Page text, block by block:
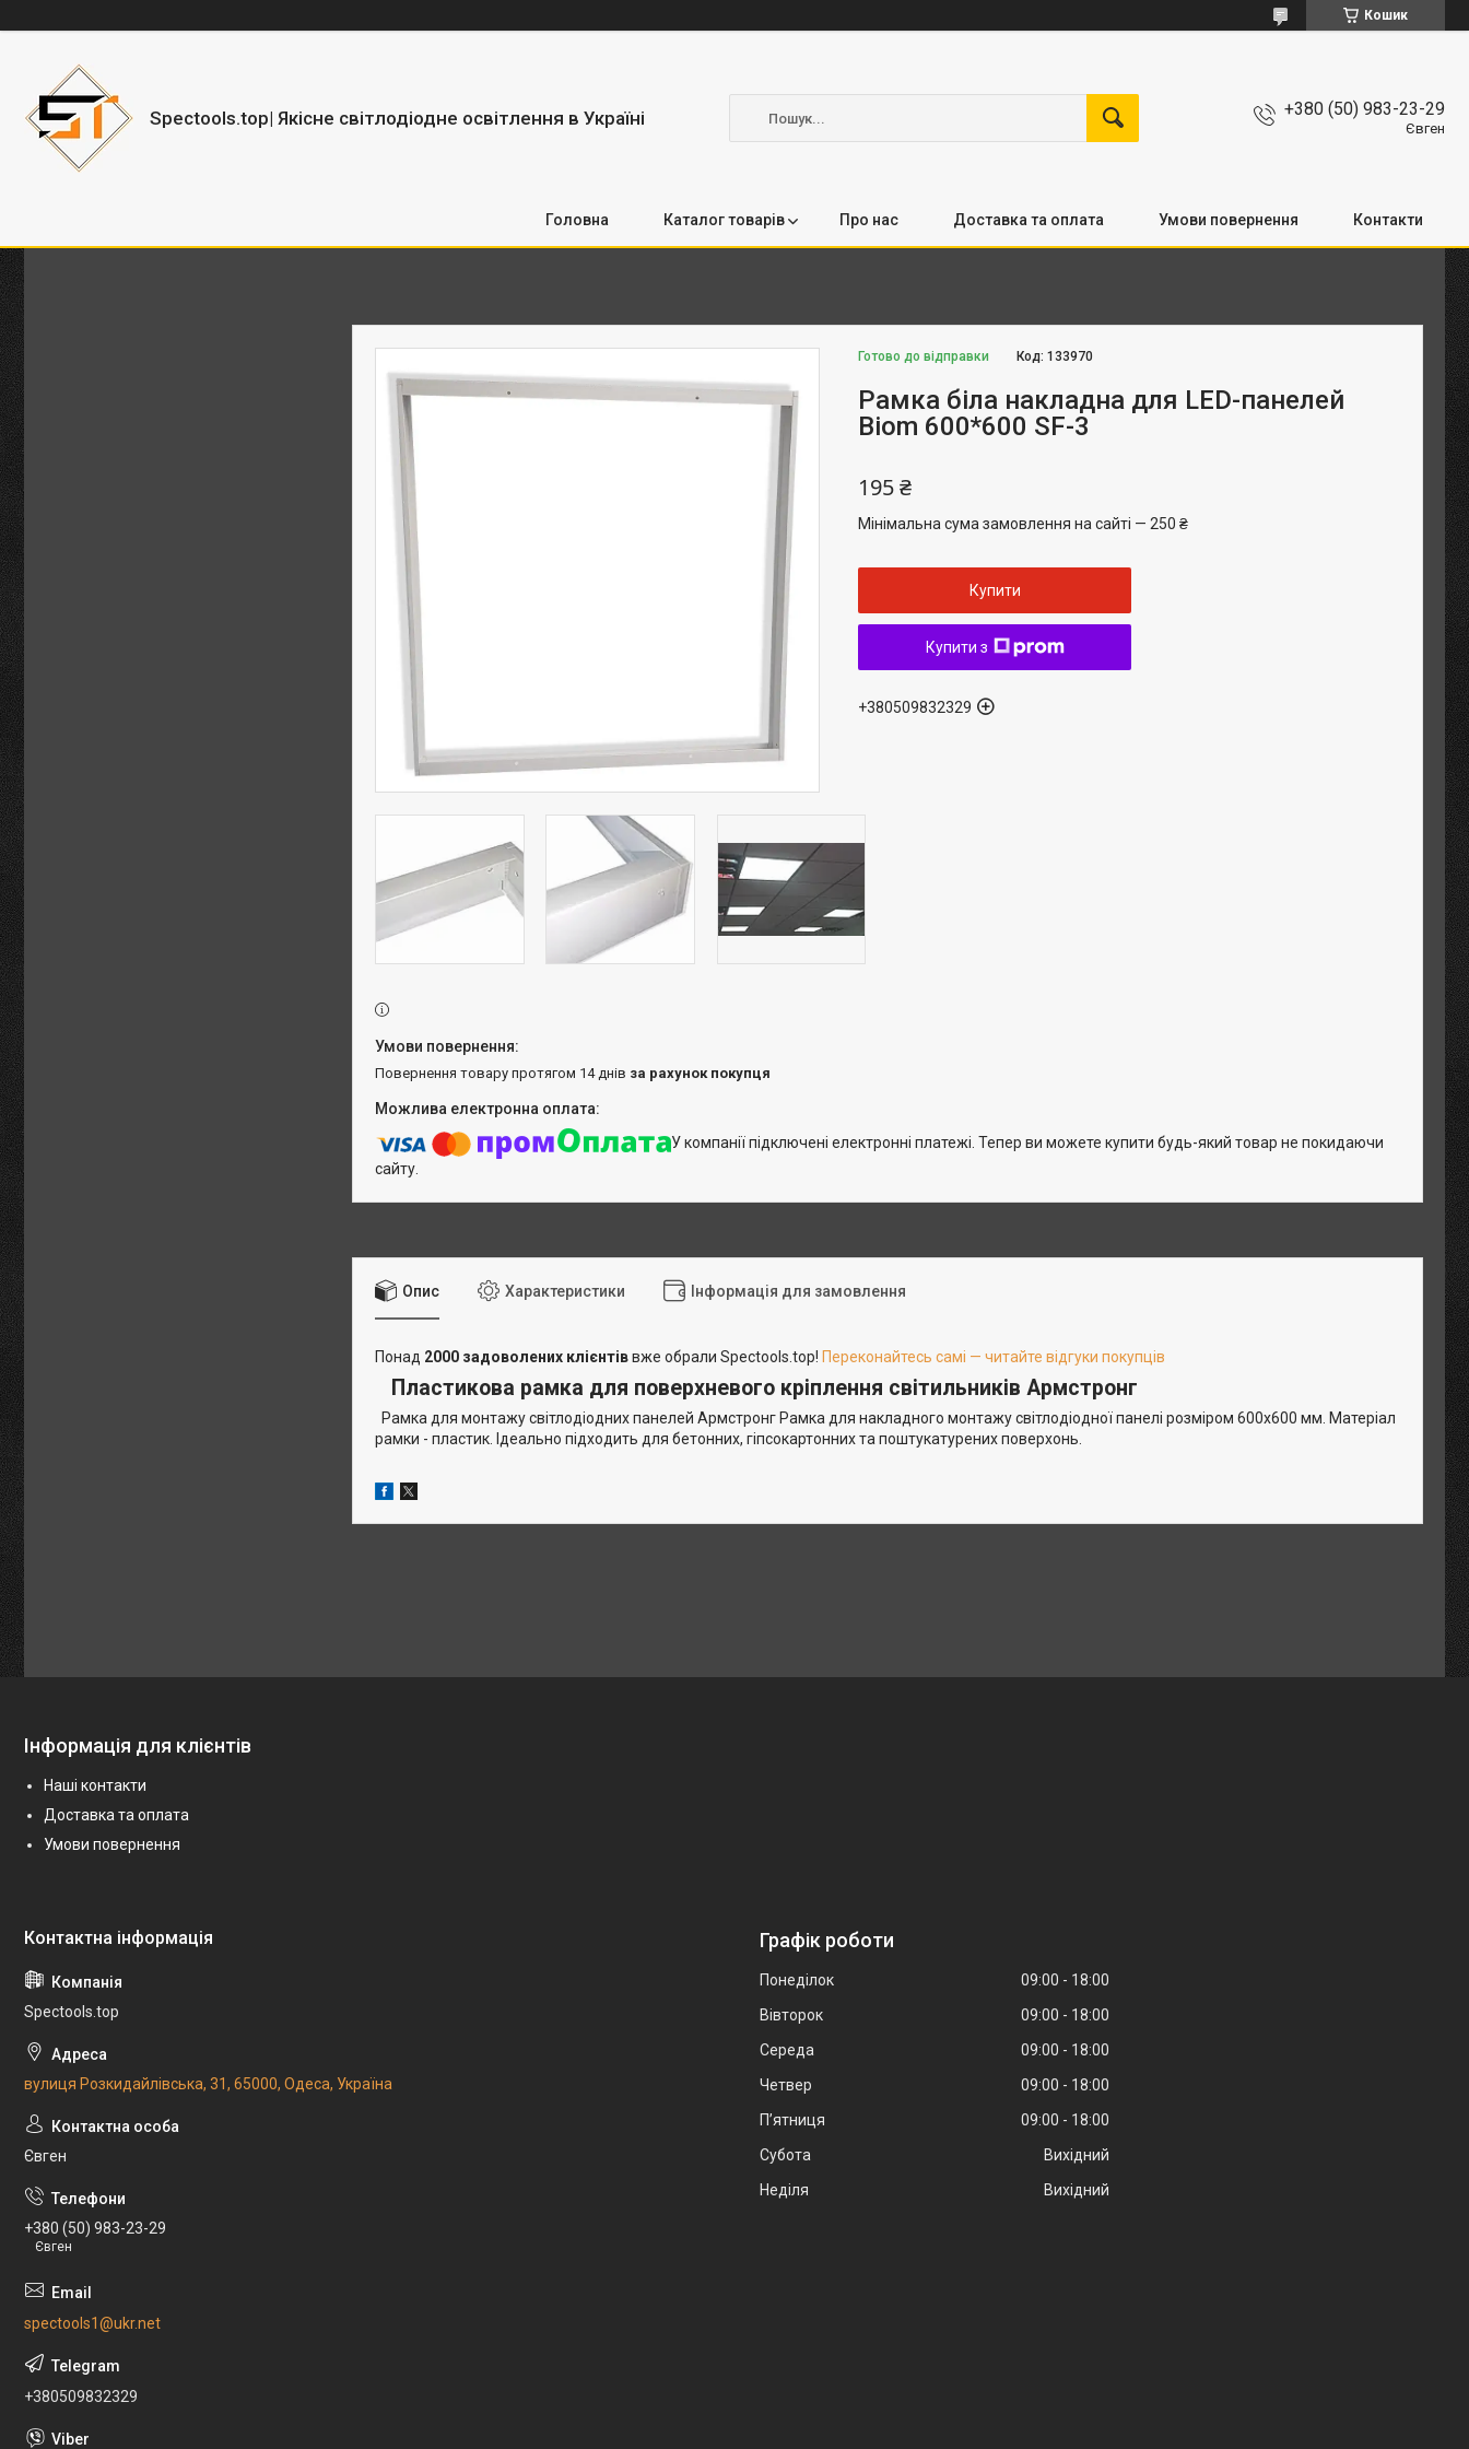
Кошик
Spectools.top| Якісне світлодіодне освітлення в Україні +380 (50) 983-23-29
Євген
Головна Каталог товарів Про нас Доставка та оплата Умови повернення Контакти
Готово до відправки Код:133970
Рамка біла накладна для LED-панелей
Biom 600*600 SF-3
195 ₴
Мінімальна сума замовлення на сайті — 250 ₴
Купити
Купити з
+380509832329
повернення товару протягом 14 днів за рахунок покупця
У компанії підключені електронні платежі. Тепер ви можете купити будь-який товар не покидаючи
сайту.
Опис Характеристики Інформація для замовлення
Понад 2000 задоволених клієнтіввже обрали Spectools.top! Переконайтесь самі — читайте відгуки покупців
Пластикова рамка для поверхневого кріплення світильників Армстронг
Рамка для монтажу світлодіодних панелей Армстронг Рамка для накладного монтажу світлодіодної панелі розміром 600х600 мм. Матеріал
рамки - пластик. Ідеально підходить для бетонних, гіпсокартонних та поштукатурених поверхонь.
Інформація для клієнтів
Наші контакти
Доставка та оплата
Умови повернення
Spectools.top
вулиця Розкидайлівська, 31, 65000, Одеса, Україна
Євген
+380 (50) 983-23-29
Євген
spectools1@ukr.net
+380509832329
Графік роботи
Понеділок 09:00
18:00
Вівторок
09:00
18:00
Середа
09:00
18:00
Четвер
09:00
18:00
Пʼятниця
09:00
18:00
Субота
Вихідний
Неділя
Вихідний